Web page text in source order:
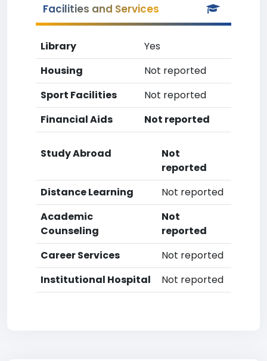
Facilities and Services
Library
Yes
Housing
Not reported
Sport Facilities
Not reported
Financial Aids
Not reported
Study Abroad
Not
reported
Distance Learning
Not reported
Academic
Counseling
Not
reported
Career Services
Not reported
Institutional Hospital
Not reported